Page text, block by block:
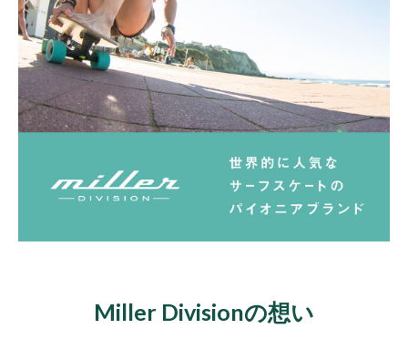
Miller Divisionの想い